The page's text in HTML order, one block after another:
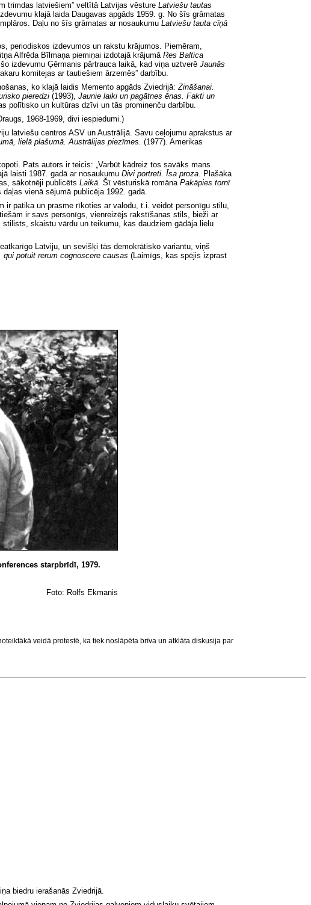
trimdas latviešiem” veltītā Latvijas vēsture Latviešu tautas
klajā laida Daugavas apgāds 1959. g. No šīs grāmatas
Daļu no šīs grāmatas ar nosaukumu Latviešu tauta cīņā
periodiskos izdevumos un rakstu krājumos. Piemēram,
Alfrēda Bīlmaņa piemiņai izdotajā krājumā Res Baltica
izdevumu Ģērmanis pārtrauca laikā, kad viņa uztverē Jaunās
komitejas ar tautiešiem ārzemēs” darbību.
ko klajā laidis Memento apgāds Zviedrijā:Zināšanai.
pieredzi (1993), Jaunie laiki un pagātnes ēnas. Fakti un
polītisko un kultūras dzīvi un tās prominenču darbību.
1968-1969, divi iespiedumi.)
latviešu centros ASV un Austrālijā. Savu ceļojumu aprakstus ar
lielā plašumā. Austrālijas piezīmes. (1977). Amerikas
Pats autors ir teicis: „Varbūt kādreiz tos savāks mans
laisti 1987. gadā ar nosaukumu Divi portreti. Īsa proza. Plašāka
sākotnēji publicēts Laikā. Šī vēsturiskā romāna Pakāpies tornī
vienā sējumā publicēja 1992. gadā.
ir patika un prasme rīkoties ar valodu, t.i. veidot personīgu stilu,
ir savs personīgs, vienreizējs rakstīšanas stils, bieži ar
skaistu vārdu un teikumu, kas daudziem gādāja lielu
Latviju, un sevišķi tās demokrātisko variantu, viņš
qui potuit rerum cognoscere causas (Laimīgs, kas spējis izprast
starpbrīdī, 1979.
Foto: Rolfs Ekmanis
veidā protestē, ka tiek noslāpēta brīva un atklāta diskusija par
biedru ierašanās Zviedrijā.